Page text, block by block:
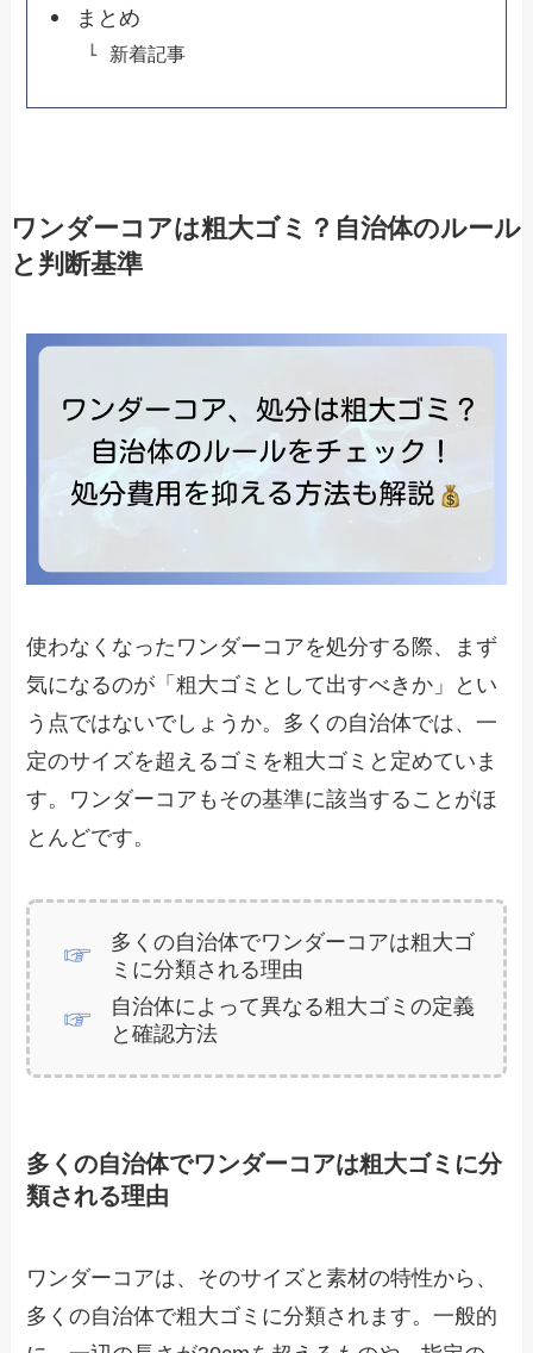
まとめ
新着記事
ワンダーコアは粗大ゴミ？自治体のルール
と判断基準
使わなくなったワンダーコアを処分する際、まず
気になるのが「粗大ゴミとして出すべきか」とい
う点ではないでしょうか。多くの自治体では、一
定のサイズを超えるゴミを粗大ゴミと定めていま
す。ワンダーコアもその基準に該当することがほ
とんどです。
多くの自治体でワンダーコアは粗大ゴ
ミに分類される理由
自治体によって異なる粗大ゴミの定義
と確認方法
多くの自治体でワンダーコアは粗大ゴミに分
類される理由
ワンダーコアは、そのサイズと素材の特性から、
多くの自治体で粗大ゴミに分類されます。一般的